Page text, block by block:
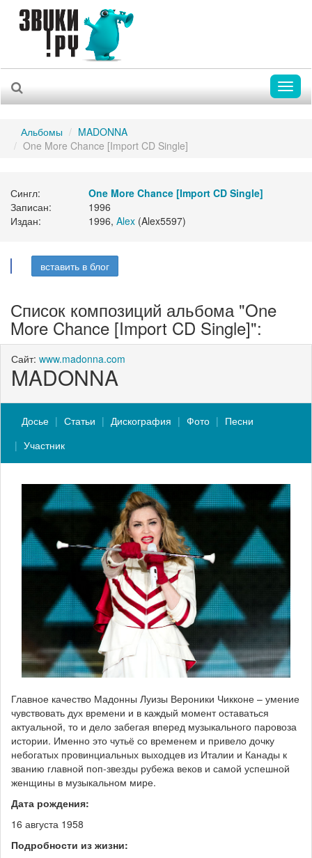
Альбомы
MADONNA
One More Chance [Import CD Single]
Сингл:
One More Chance [Import CD Single]
Записан:
1996
Издан:
1996, Alex (Alex5597)
вставить в блог
Список композиций альбома "One
More Chance [Import CD Single]":
Сайт: www.madonna.com
MADONNA
Досье Статьи Дискография Фото
Песни
Участник
Главное качество Мадонны Луизы Вероники Чикконе – умение
чувствовать дух времени и в каждый момент оставаться
актуальной, то и дело забегая вперед музыкального паровоза
истории. Именно это чутьё со временем и привело дочку
небогатых провинциальных выходцев из Италии и Канады к
званию главной поп-звезды рубежа веков и самой успешной
женщины в музыкальном мире.
Дата рождения:
16 августа 1958
Подробности из жизни: